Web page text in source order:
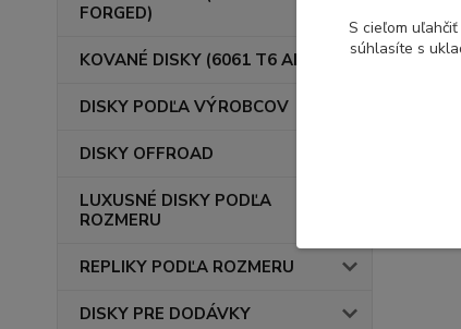
FORGED)
KOVANÉ DISKY (6061 T6 ALU)
DISKY PODĽA VÝROBCOV
DISKY OFFROAD
LUXUSNÉ DISKY PODĽA
ROZMERU
REPLIKY PODĽA ROZMERU
DISKY PRE DODÁVKY
S cieľom
súhlasíte s